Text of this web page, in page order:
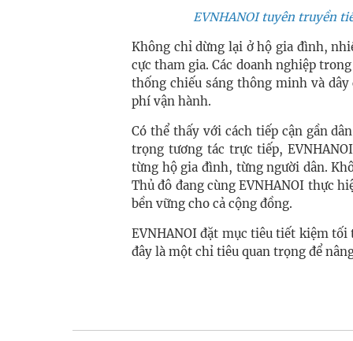
EVNHANOI tuyên truyền
Không chỉ dừng lại ở hộ gia đình,
cực tham gia. Các doanh nghiệp
thống chiếu sáng thông minh và
phí vận hành.
Có thể thấy với cách tiếp cận gần
trọng tương tác trực tiếp,
từng hộ gia đình, từng người dân.
Thủ đô đang cùng EVNHANOI thực
bền vững cho cả cộng đồng.
EVNHANOI đặt mục tiêu tiết kiệm
đây là một chỉ tiêu quan trọng để